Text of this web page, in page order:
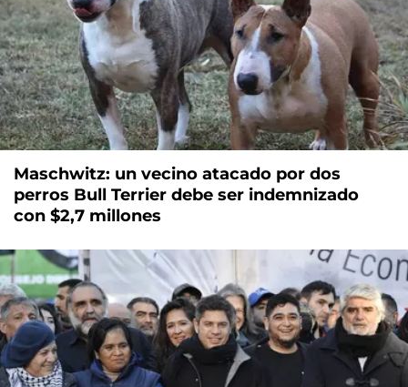
Maschwitz: un vecino atacado por dos
perros Bull Terrier debe ser indemnizado
con $2,7 millones